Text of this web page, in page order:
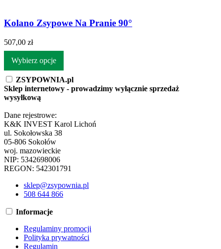
Kolano Zsypowe Na Pranie 90°
507,00 zł
Wybierz opcje
ZSYPOWNIA.pl
Sklep internetowy - prowadzimy wyłącznie sprzedaż
wysyłkową
Dane rejestrowe:
K&K INVEST Karol Lichoń
ul. Sokołowska 38
05-806 Sokołów
woj. mazowieckie
NIP: 5342698006
REGON: 542301791
sklep@zsypownia.pl
508 644 866
Informacje
Regulaminy promocji
Polityka prywatności
Regulamin